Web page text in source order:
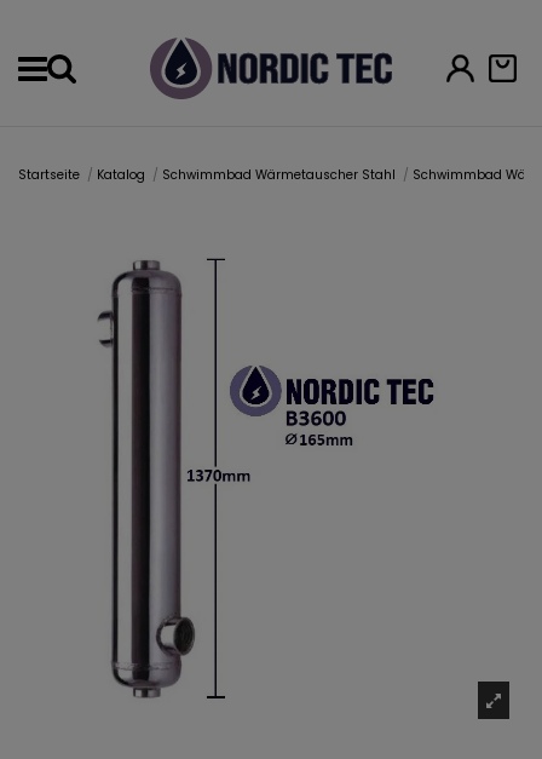
Startseite Katalog Schwimmbad Wärmetauscher Stahl Schwimmbad